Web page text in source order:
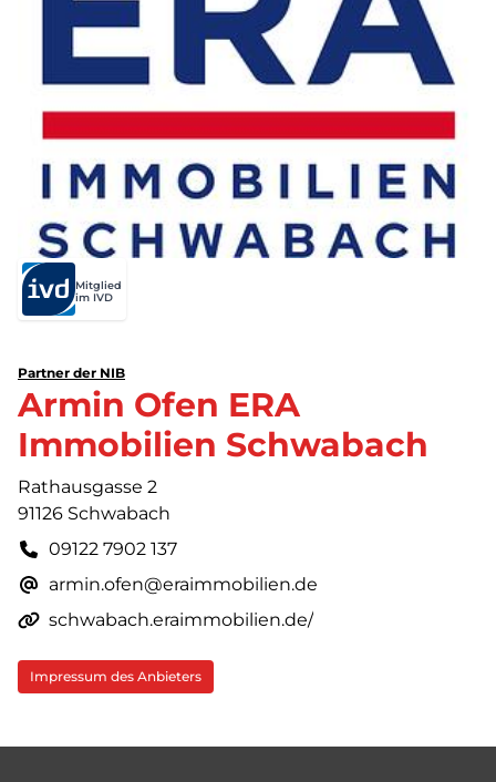
Mitglied
im IVD
Partner der NIB
Armin Ofen ERA
Immobilien Schwabach
Rathausgasse 2
91126 Schwabach
09122 7902 137
armin.ofen@eraimmobilien.de
schwabach.eraimmobilien.de/
Impressum des Anbieters